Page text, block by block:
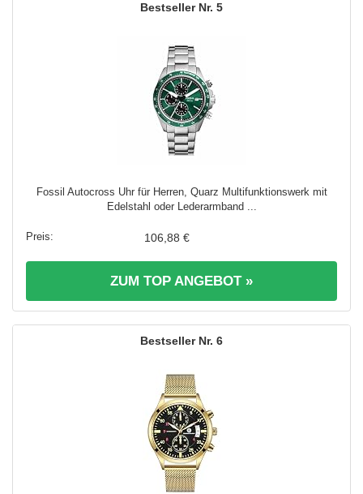
5
Fossil Autocross Uhr für Herren, Quarz Multifunktionswerk mit
Edelstahl oder Lederarmband ...
106,88 €
ZUM TOP ANGEBOT »
6